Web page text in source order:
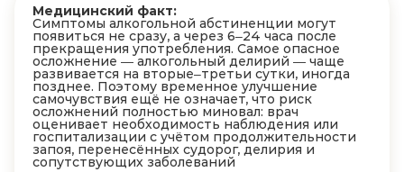
Медицинский факт:
Симптомы алкогольной абстиненции могут
появиться не сразу, а через 6–24 часа после
прекращения употребления. Самое опасное
осложнение — алкогольный делирий — чаще
развивается на вторые–третьи сутки, иногда
позднее. Поэтому временное улучшение
самочувствия ещё не означает, что риск
осложнений полностью миновал: врач
оценивает необходимость наблюдения или
госпитализации с учётом продолжительности
запоя, перенесённых судорог, делирия и
сопутствующих заболеваний